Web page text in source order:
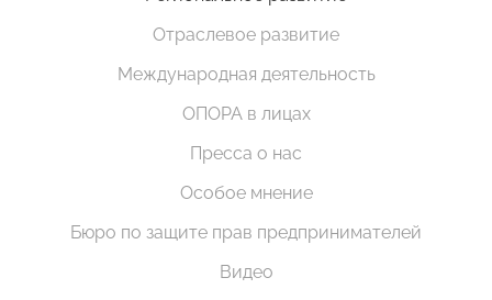
Отраслевое развитие
Международная деятельность
ОПОРА в лицах
Пресса о нас
Особое мнение
Бюро по защите прав предпринимателей
Видео